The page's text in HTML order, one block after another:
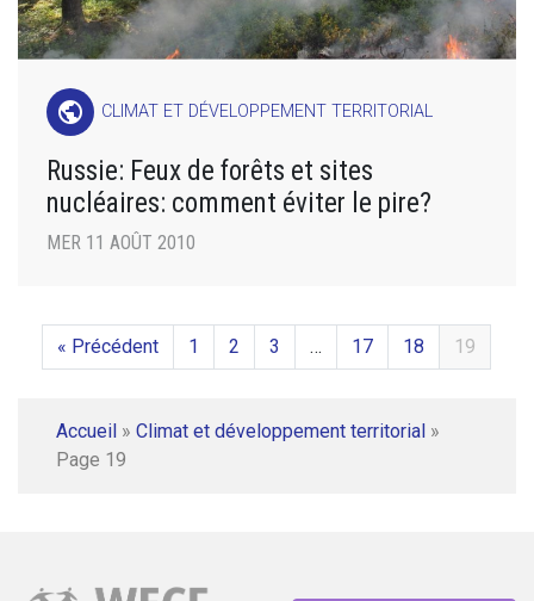
public CLIMAT ET DÉVELOPPEMENT TERRITORIAL
Russie: Feux de forêts et sites
nucléaires: comment éviter le pire?
MER 11 AOÛT 2010
« Précédent 1 2 3 … 17 18 19
Accueil » Climat et développement territorial »
Page 19